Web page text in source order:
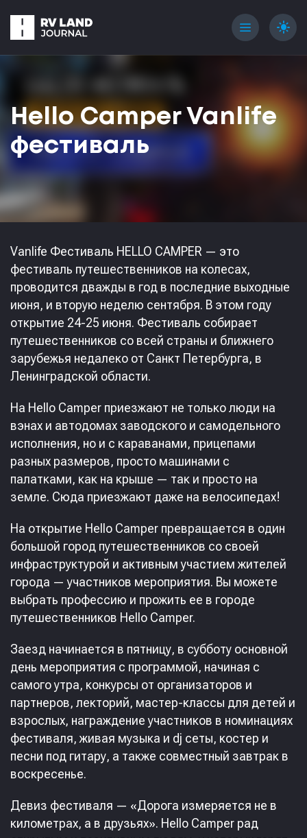
menu light_mode
Hello Camper Vanlife
фестиваль
Vanlife Фестиваль HELLO CAMPER — это
фестиваль путешественников на колесах,
проводится дважды в год в последние выходные
июня, и вторую неделю сентября. В этом году
открытие 24-25 июня. Фестиваль собирает
путешественников со всей страны и ближнего
зарубежья недалеко от Санкт Петербурга, в
Ленинградской области.
На Hello Camper приезжают не только люди на
вэнах и автодомах заводского и самодельного
исполнения, но и с караванами, прицепами
разных размеров, просто машинами с
палатками, как на крыше — так и просто на
земле. Сюда приезжают даже на велосипедах!
На открытие Hello Camper превращается в один
большой город путешественников со своей
инфраструктурой и активным участием жителей
города — участников мероприятия. Вы можете
выбрать профессию и прожить ее в городе
путешественников Hello Camper.
Заезд начинается в пятницу, в субботу основной
день мероприятия с программой, начиная с
самого утра, конкурсы от организаторов и
партнеров, лекторий, мастер-классы для детей и
взрослых, награждение участников в номинациях
фестиваля, живая музыка и dj сеты, костер и
песни под гитару, а также совместный завтрак в
воскресенье.
Девиз фестиваля — «Дорога измеряется не в
километрах, а в друзьях». Hello Camper рад